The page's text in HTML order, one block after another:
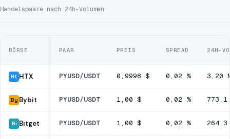
Handelspaare nach 24h-Volumen
BÖRSE PAAR PREIS SPREAD 24H-
Ht HTX PYUSD/USDT 0,9998 $ 0,02 % 3,20
By Bybit PYUSD/USDT 1,00 $ 0,02 %
Bi Bitget PYUSD/USDT 1,00 $ 0,02 %